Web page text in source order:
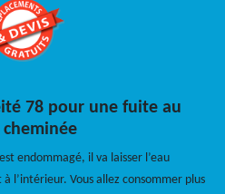
78 pour une fuite au
endommagé, il va laisser l’eau
l’intérieur. Vous allez consommer plus